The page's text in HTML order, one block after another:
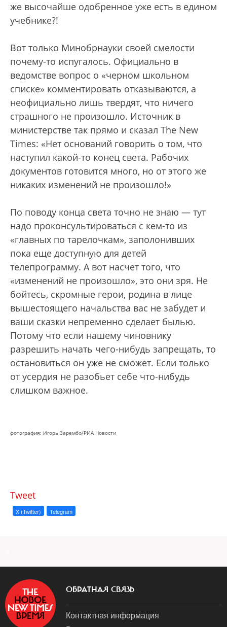
же высочайше одобренное уже есть в едином
учебнике?!
Вот только Минобрнауки своей смелости
почему-то испугалось. Официально в
ведомстве вопрос о «черном школьном
списке» комментировать отказываются, а
неофициально лишь твердят, что ничего
страшного не произошло. Источник в
министерстве так прямо и сказал The New
Times: «Нет оснований говорить о том, что
наступил какой-то конец света. Рабочих
документов готовится много, но от этого же
никаких изменений не произошло!»
По поводу конца света точно не знаю — тут
надо проконсультироваться с кем-то из
«главных по тарелочкам», заполонивших
пока еще доступную для детей
телепрограмму. А вот насчет того, что
«изменений не произошло», это они зря. Не
бойтесь, скромные герои, родина в лице
вышестоящего начальства вас не забудет и
ваши сказки непременно сделает былью.
Потому что если нашему чиновнику
разрешить начать чего-нибудь запрещать, то
остановиться он уже не сможет. Если только
от усердия не разобьет себе что-нибудь
слишком важное.
фотография: Игорь Зарембо/РИА Новости
Tweet
X (Twitter) Telegram
ОБРАТНАЯ СВЯЗЬ
Контактная информация